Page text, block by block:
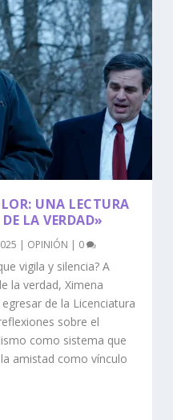
UNA LECTURA
LA VERDAD»
| OPINIÓN | 0
vigila y silencia? A
la verdad, Ximena
de la Licenciatura
sobre el
como sistema que
amistad como vínculo